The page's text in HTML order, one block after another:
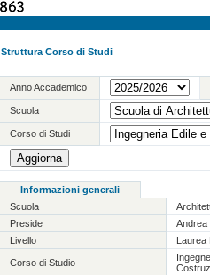
Struttura Corso di Studi
Anno Accademico
Scuola
Corso di Studi
Informazioni generali
Scuola
Preside
Andrea
Livello
Laurea
Corso di Studio